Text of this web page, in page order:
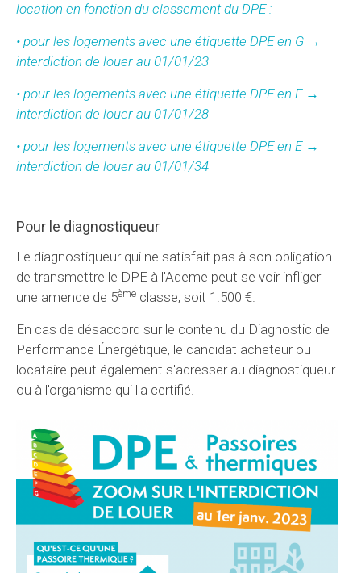
location en fonction du classement du DPE :
• pour les logements avec une étiquette DPE en G →
interdiction de louer au 01/01/23
• pour les logements avec une étiquette DPE en F →
interdiction de louer au 01/01/28
• pour les logements avec une étiquette DPE en E →
interdiction de louer au 01/01/34
Pour le diagnostiqueur
Le diagnostiqueur qui ne satisfait pas à son obligation
de transmettre le DPE à l'Ademe peut se voir infliger
une amende de 5ème classe, soit 1.500 €.
En cas de désaccord sur le contenu du Diagnostic de
Performance Énergétique, le candidat acheteur ou
locataire peut également s'adresser au diagnostiqueur
ou à l'organisme qui l'a certifié.